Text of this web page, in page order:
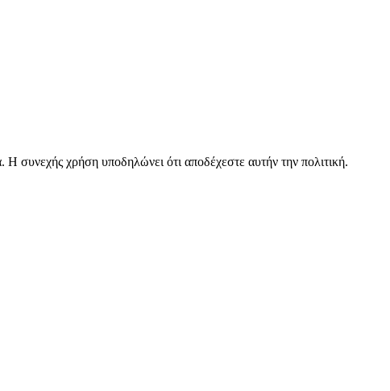
συνεχής χρήση υποδηλώνει ότι αποδέχεστε αυτήν την πολιτική.